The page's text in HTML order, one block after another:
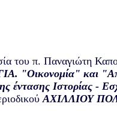
του π. Παναγιώτη
και
έντασης Ιστορίας -
ΑΧΙΛΛΙΟΥ